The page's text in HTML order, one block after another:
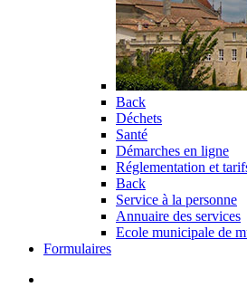
Back
Déchets
Santé
Démarches en ligne
Réglementation et
Back
Service à la personne
Annuaire des services
Ecole municipale de
Formulaires